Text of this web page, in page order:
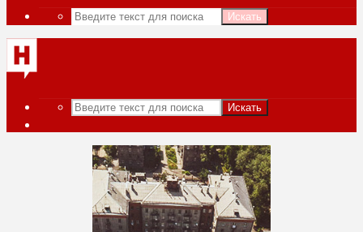
Искать
Искать